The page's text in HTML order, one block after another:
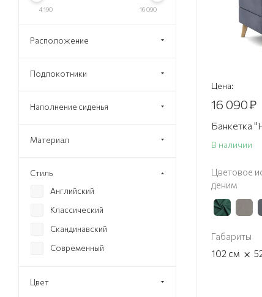
Цена:
16 090₽
Банкетка
В наличии
Цветовое
деним
Габариты
102 см ×
4 190 16 090
Расположение
Подлокотники
Наполнение сиденья
Материал
Стиль
Английский
Классический
Скандинавский
Современный
Цвет